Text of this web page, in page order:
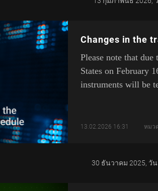
Changes in the
Please note that
States on February
instruments will be
13.02.2026 16:31 หมว
30 ธันวาคม 2025, วั